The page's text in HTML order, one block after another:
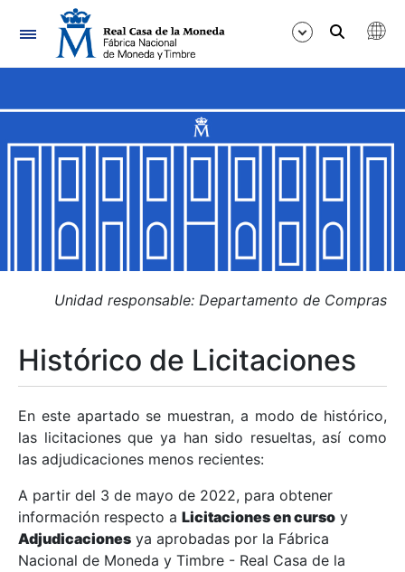
Navegación
Mostrar/Ocultar
Mostrar/Ocultar
Mostrar/Ocultar
Mostrar/Ocultar
Mostrar/Ocultar
Mostrar/Ocultar
Unidad responsable: Departamento de Compras
Histórico de Licitaciones
En este apartado se muestran, a modo de histórico,
las licitaciones que ya han sido resueltas, así como
las adjudicaciones menos recientes:
A partir del 3 de mayo de 2022, para obtener
información respecto a Licitaciones en curso y
Adjudicaciones ya aprobadas por la Fábrica
Nacional de Moneda y Timbre - Real Casa de la